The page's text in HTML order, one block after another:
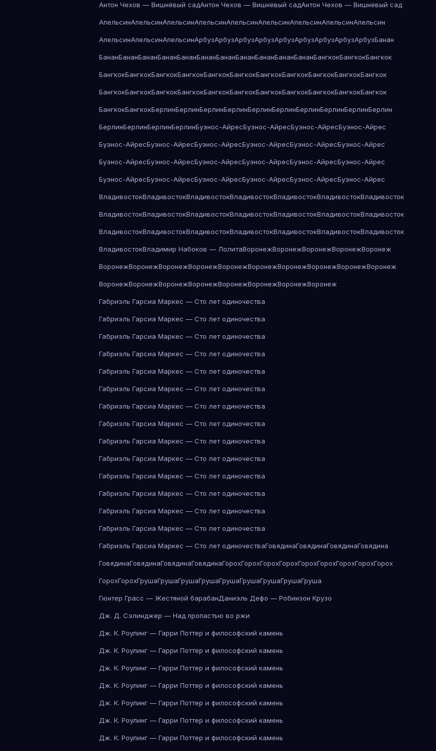
Антон Чехов — Вишнёвый садАнтон Чехов — Вишнёвый садАнтон Чехов — Вишнёвый сад
АпельсинАпельсинАпельсинАпельсинАпельсинАпельсинАпельсинАпельсинАпельсин
АпельсинАпельсинАпельсинАрбузАрбузАрбузАрбузАрбузАрбузАрбузАрбузАрбузБанан
БананБананБананБананБананБананБананБананБананБананБананБангкокБангкокБангкок
БангкокБангкокБангкокБангкокБангкокБангкокБангкокБангкокБангкокБангкокБангкок
БангкокБангкокБангкокБангкокБангкокБангкокБангкокБангкокБангкокБангкокБангкок
БангкокБангкокБерлинБерлинБерлинБерлинБерлинБерлинБерлинБерлинБерлинБерлин
БерлинБерлинБерлинБерлинБуэнос-АйресБуэнос-АйресБуэнос-АйресБуэнос-Айрес
Буэнос-АйресБуэнос-АйресБуэнос-АйресБуэнос-АйресБуэнос-АйресБуэнос-Айрес
Буэнос-АйресБуэнос-АйресБуэнос-АйресБуэнос-АйресБуэнос-АйресБуэнос-Айрес
Буэнос-АйресБуэнос-АйресБуэнос-АйресБуэнос-АйресБуэнос-АйресБуэнос-Айрес
ВладивостокВладивостокВладивостокВладивостокВладивостокВладивостокВладивосток
ВладивостокВладивостокВладивостокВладивостокВладивостокВладивостокВладивосток
ВладивостокВладивостокВладивостокВладивостокВладивостокВладивостокВладивосток
ВладивостокВладимир Набоков — ЛолитаВоронежВоронежВоронежВоронежВоронеж
ВоронежВоронежВоронежВоронежВоронежВоронежВоронежВоронежВоронежВоронеж
ВоронежВоронежВоронежВоронежВоронежВоронежВоронежВоронеж
Габриэль Гарсиа Маркес — Сто лет одиночества
Габриэль Гарсиа Маркес — Сто лет одиночества
Габриэль Гарсиа Маркес — Сто лет одиночества
Габриэль Гарсиа Маркес — Сто лет одиночества
Габриэль Гарсиа Маркес — Сто лет одиночества
Габриэль Гарсиа Маркес — Сто лет одиночества
Габриэль Гарсиа Маркес — Сто лет одиночества
Габриэль Гарсиа Маркес — Сто лет одиночества
Габриэль Гарсиа Маркес — Сто лет одиночества
Габриэль Гарсиа Маркес — Сто лет одиночества
Габриэль Гарсиа Маркес — Сто лет одиночества
Габриэль Гарсиа Маркес — Сто лет одиночества
Габриэль Гарсиа Маркес — Сто лет одиночества
Габриэль Гарсиа Маркес — Сто лет одиночества
Габриэль Гарсиа Маркес — Сто лет одиночестваГовядинаГовядинаГовядинаГовядина
ГовядинаГовядинаГовядинаГовядинаГорохГорохГорохГорохГорохГорохГорохГорохГорох
ГорохГорохГрушаГрушаГрушаГрушаГрушаГрушаГрушаГрушаГруша
Гюнтер Грасс — Жестяной барабанДаниэль Дефо — Робинзон Крузо
Дж. Д. Сэлинджер — Над пропастью во ржи
Дж. К. Роулинг — Гарри Поттер и философский камень
Дж. К. Роулинг — Гарри Поттер и философский камень
Дж. К. Роулинг — Гарри Поттер и философский камень
Дж. К. Роулинг — Гарри Поттер и философский камень
Дж. К. Роулинг — Гарри Поттер и философский камень
Дж. К. Роулинг — Гарри Поттер и философский камень
Дж. К. Роулинг — Гарри Поттер и философский камень